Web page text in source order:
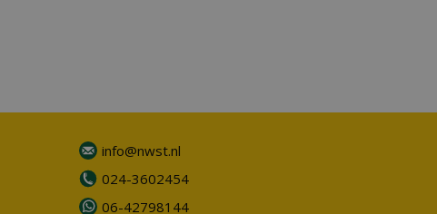
info@nwst.nl
024-3602454
06-42798144